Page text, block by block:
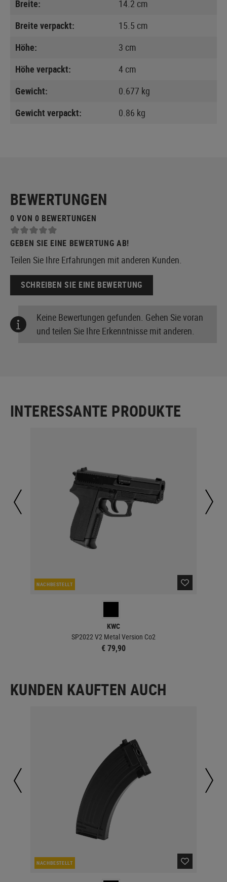
Breite:
14.2 cm
Breite verpackt:
15.5 cm
Höhe:
3 cm
Höhe verpackt:
4 cm
Gewicht:
0.677 kg
Gewicht verpackt:
0.86 kg
BEWERTUNGEN
0 VON 0 BEWERTUNGEN
GEBEN SIE EINE BEWERTUNG AB!
Teilen Sie Ihre Erfahrungen mit anderen Kunden.
SCHREIBEN SIE EINE BEWERTUNG
Keine Bewertungen gefunden. Gehen Sie voran
und teilen Sie Ihre Erkenntnisse mit anderen.
INTERESSANTE PRODUKTE
NACHBESTELLT
KWC
SP2022 V2 Metal Version Co2
€ 79,90
KUNDEN KAUFTEN AUCH
NACHBESTELLT